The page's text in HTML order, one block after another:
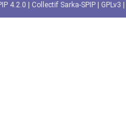
4.2.0 Collectif Sarka-SPIP GPLv3